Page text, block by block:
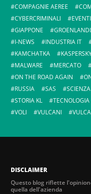
COMPAGNIE AEREE
CYBERCRIMINALI
EVENTI
GIAPPONE
I-NEWS
INDUSTRIA IT
KAMCHATKA
MALWARE
MERCATO
ON THE ROAD AGAIN
RUSSIA
SAS SCIENZA
STORIA KL
TECNOLOGIA
VOLI
VULCANI
DISCLAIMER
Questo blog riflette
quella dell'azienda